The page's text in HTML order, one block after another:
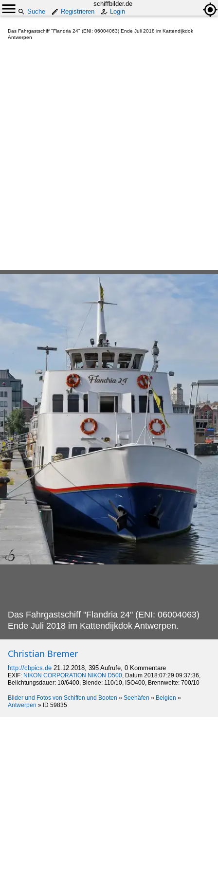
schiffbilder.de
Suche
Registrieren Login
Das Fahrgastschiff "Flandria 24" (ENI: 06004063) Ende Juli 2018 im Kattendijkdok
Antwerpen
Das Fahrgastschiff "Flandria 24" (ENI: 06004063)
Ende Juli 2018 im Kattendijkdok Antwerpen.
Christian Bremer
http://cbpics.de 21.12.2018, 395 Aufrufe, 0 Kommentare
EXIF: NIKON CORPORATION NIKON D500, Datum 2018:07:29 09:37:36,
Belichtungsdauer: 10/6400, Blende: 110/10, ISO400, Brennweite: 700/10
Bilder und Fotos von Schiffen und Booten » Seehäfen » Belgien »
Antwerpen » ID 59835